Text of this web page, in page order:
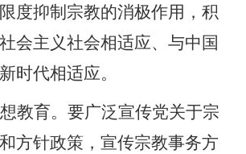
度抑制宗教的消极作用，积
会主义社会相适应、与中国
时代相适应。
想教育。要广泛宣传党关于宗
方针政策，宣传宗教事务方